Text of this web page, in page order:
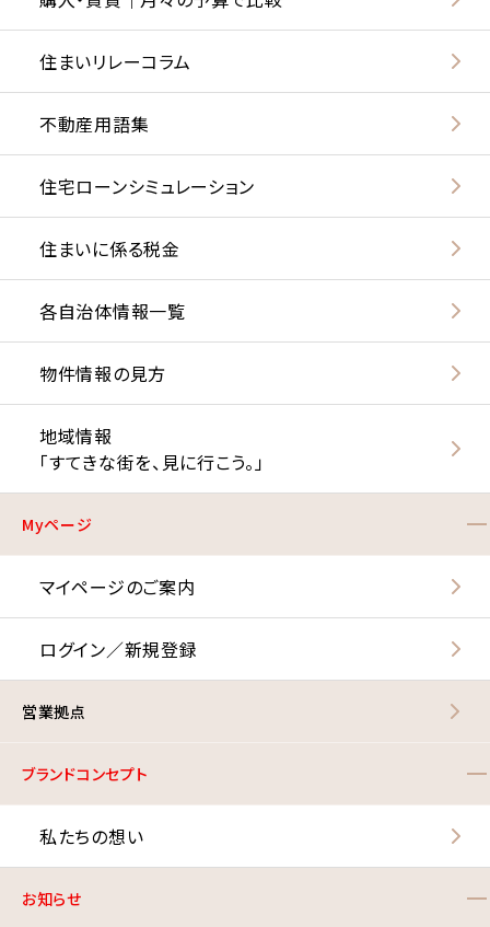
住まいリレーコラム
不動産用語集
住宅ローンシミュレーション
住まいに係る税金
各自治体情報一覧
物件情報の見方
地域情報
「すてきな街を、見に行こう。」
Myページ
マイページのご案内
ログイン／新規登録
営業拠点
ブランドコンセプト
私たちの想い
お知らせ